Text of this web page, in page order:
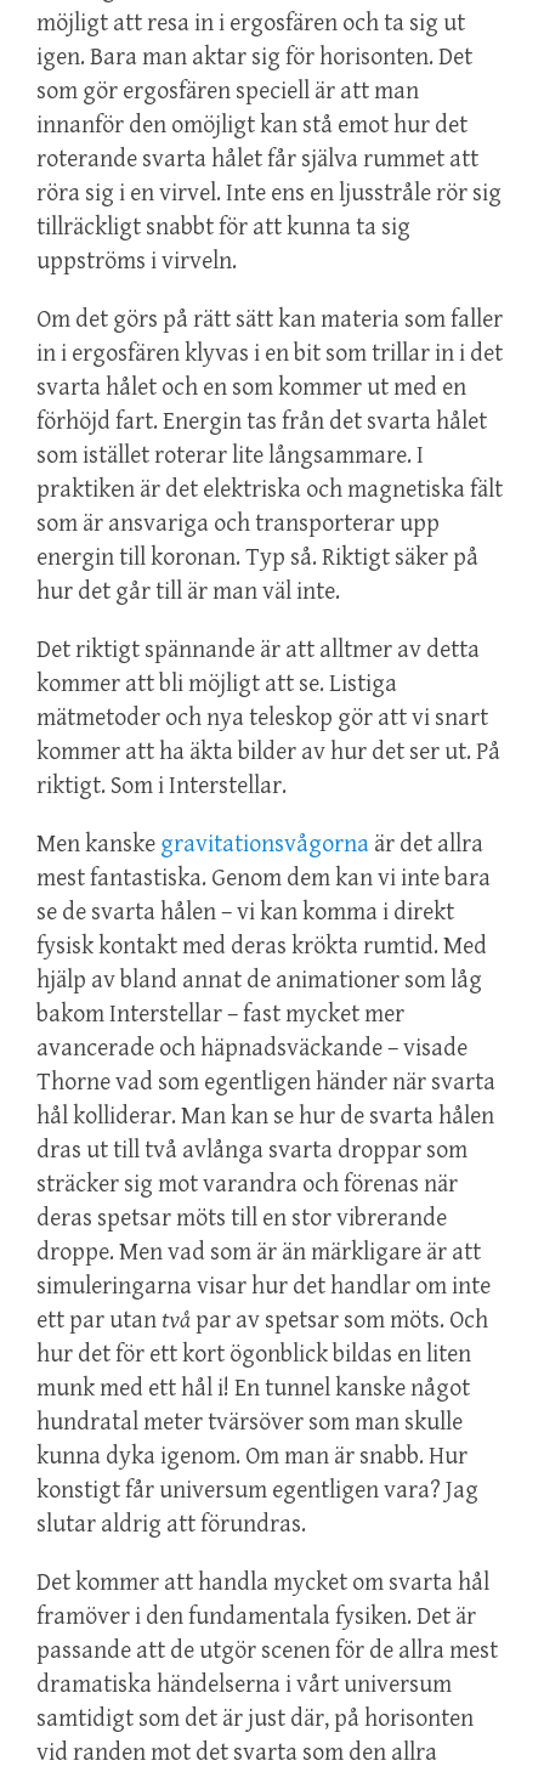
möjligt att resa in i ergosfären och ta sig ut
igen. Bara man aktar sig för horisonten. Det
som gör ergosfären speciell är att man
innanför den omöjligt kan stå emot hur det
roterande svarta hålet får själva rummet att
röra sig i en virvel. Inte ens en ljusstråle rör sig
tillräckligt snabbt för att kunna ta sig
uppströms i virveln.
Om det görs på rätt sätt kan materia som faller
in i ergosfären klyvas i en bit som trillar in i det
svarta hålet och en som kommer ut med en
förhöjd fart. Energin tas från det svarta hålet
som istället roterar lite långsammare. I
praktiken är det elektriska och magnetiska fält
som är ansvariga och transporterar upp
energin till koronan. Typ så. Riktigt säker på
hur det går till är man väl inte.
Det riktigt spännande är att alltmer av detta
kommer att bli möjligt att se. Listiga
mätmetoder och nya teleskop gör att vi snart
kommer att ha äkta bilder av hur det ser ut. På
riktigt. Som i Interstellar.
Men kanske gravitationsvågorna är det allra
mest fantastiska. Genom dem kan vi inte bara
se de svarta hålen – vi kan komma i direkt
fysisk kontakt med deras krökta rumtid. Med
hjälp av bland annat de animationer som låg
bakom Interstellar – fast mycket mer
avancerade och häpnadsväckande – visade
Thorne vad som egentligen händer när svarta
hål kolliderar. Man kan se hur de svarta hålen
dras ut till två avlånga svarta droppar som
sträcker sig mot varandra och förenas när
deras spetsar möts till en stor vibrerande
droppe. Men vad som är än märkligare är att
simuleringarna visar hur det handlar om inte
ett par utantvå par av spetsar som möts. Och
hur det för ett kort ögonblick bildas en liten
munk med ett hål i! En tunnel kanske något
hundratal meter tvärsöver som man skulle
kunna dyka igenom. Om man är snabb. Hur
konstigt får universum egentligen vara? Jag
slutar aldrig att förundras.
Det kommer att handla mycket om svarta hål
framöver i den fundamentala fysiken. Det är
passande att de utgör scenen för de allra mest
dramatiska händelserna i vårt universum
samtidigt som det är just där, på horisonten
vid randen mot det svarta som den allra